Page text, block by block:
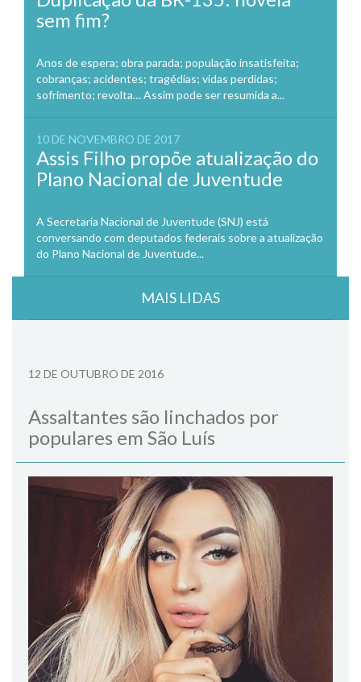
sem fim?
Anos de espera; obra parada; população insatisfeita;
cobranças; acidentes; tragédias; vidas perdidas;
sofrimento; revolta… Assim pode ser resumida a...
10 DE NOVEMBRO DE 2017
Assis Filho propõe atualização do
Plano Nacional de Juventude
A Secretaria Nacional de Juventude (SNJ) está
conversando com deputados federais sobre a atualização
do Plano Nacional de Juventude...
MAIS LIDAS
12 DE OUTUBRO DE 2016
Assaltantes são linchados por
populares em São Luís